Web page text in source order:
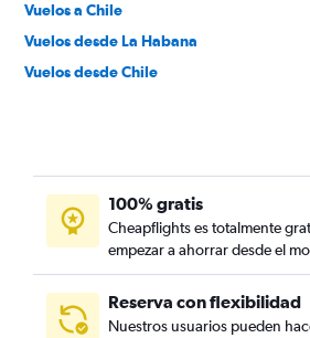
Vuelos a Chile
Vuelos desde La Habana
Vuelos desde Chile
100% gratis
Cheapflights es totalmente
empezar a ahorrar desde el
Reserva con flexibilidad
Nuestros usuarios pueden